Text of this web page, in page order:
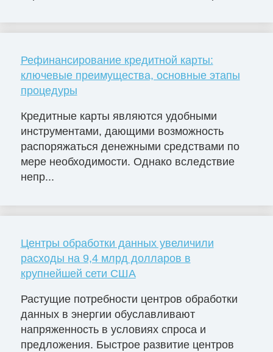
Рефинансирование кредитной карты:
ключевые преимущества, основные этапы
процедуры
Кредитные карты являются удобными
инструментами, дающими возможность
распоряжаться денежными средствами по
мере необходимости. Однако вследствие
непр...
Центры обработки данных увеличили
расходы на 9,4 млрд долларов в
крупнейшей сети США
Растущие потребности центров обработки
данных в энергии обуславливают
напряженность в условиях спроса и
предложения. Быстрое развитие центров